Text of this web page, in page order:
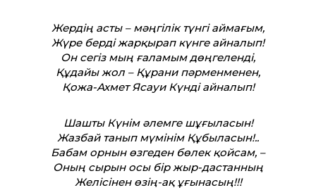
Жердің асты – мәңгілік түнгі аймағым,
Жүре берді жарқырап күнге айналып!
Он сегіз мың ғаламым дөңгеленді,
Құдайы жол – Құрани пәрменменен,
Қожа-Ахмет Ясауи Күнді айналып!
Шашты Күнім әлемге шұғыласын!
Жазбай танып мүмінім Құбыласын!..
Бабам орнын өзгеден бөлек қойсам, –
Оның сырын осы бір жыр-дастанның
Желісінен өзің-ақ ұғынасың!!!